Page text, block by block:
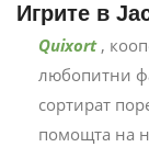
Игрите в
Quixort ,
любопитни
сортират
помощта на